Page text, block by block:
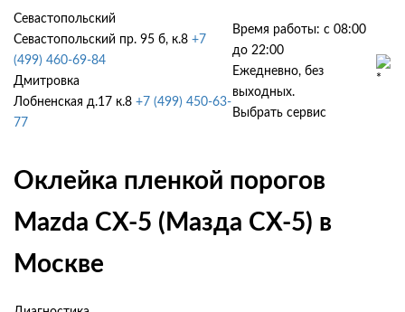
Севастопольский
Севастопольский пр. 95 б, к.8 +7
(499) 460-69-84
Дмитровка
Лобненская д.17 к.8 +7 (499) 450-63-
77
Время работы: с 08:00
до 22:00
Ежедневно, без
выходных.
Выбрать сервис
Оклейка пленкой порогов
Mazda CX-5 (Мазда СХ-5) в
Москве